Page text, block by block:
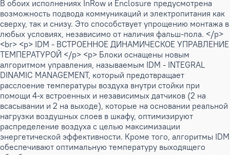
В обоих исполнениях InRow и Enclosure предусмотрена
возможность подвода коммуникаций и электропитания как
сверху, так и снизу. Это способствует упрощению монтажа в
любых условиях, независимо от наличия фальш-пола. </p>
<br> <p> IDM - ВСТРОЕННОЕ ДИНАМИЧЕСКОЕ УПРАВЛЕНИЕ
ТЕМПЕРАТУРОЙ </p> <p> Блоки оснащены новым
алгоритмом управления, называемым IDM - INTEGRAL
DINAMIC MANAGEMENT, который предотвращает
расслоение температуры воздуха внутри стойки при
помощи 4-х встроенных и независимых датчиков (2 на
всасывании и 2 на выходе), которые на основании реальной
нагрузки воздушных слоев в шкафу, оптимизируют
распределение воздуха с целью максимизации
энергетической эффективности. Кроме того, алгоритмы IDM
обеспечивают оптимальную температуру выходящего